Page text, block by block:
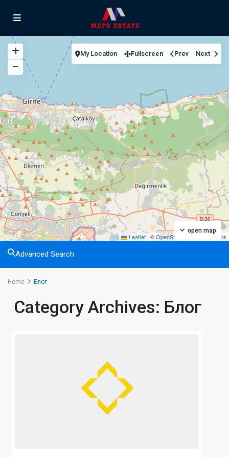
Leaflet | ©OpenStreetMap contributors
open map
My Location Fullscreen Prev Next
Advanced Search
Home Блог
Category Archives: Блог